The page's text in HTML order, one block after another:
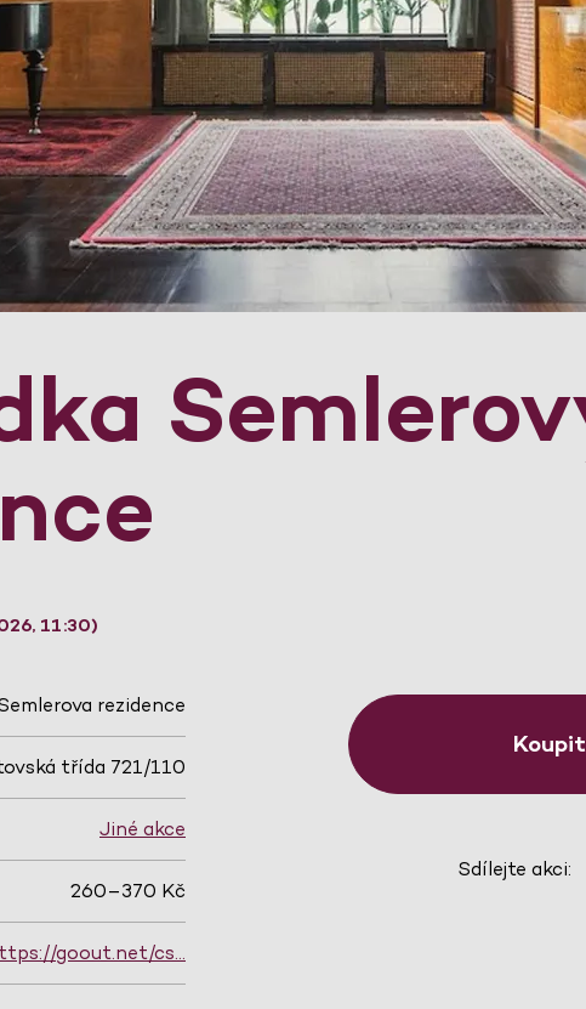
11:30)
rezidence
třída 721/110
Jiné akce
260–370 Kč
goout.net/cs…
Sdílejte akci: